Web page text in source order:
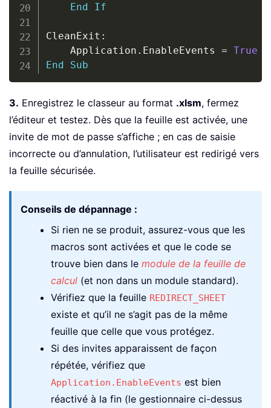
End
If
CleanExit :
    Application
. EnableEvents = True
End
Sub
3. Enregistrez le classeur au format .xlsm, fermez
l’éditeur et testez. Dès que la feuille est activée, une
invite de mot de passe s’affiche ; en cas de saisie
incorrecte ou d’annulation, l’utilisateur est redirigé vers
la feuille sécurisée.
Conseils de dépannage :
Si rien ne se produit, assurez-vous que les
macros sont activées et que le code se
trouve bien dans le module de la feuille de
calcul (et non dans un module standard).
Vérifiez que la feuille REDIRECT_SHEET
existe et qu’il ne s’agit pas de la même
feuille que celle que vous protégez.
Si des invites apparaissent de façon
répétée, vérifiez que
Application.EnableEvents est bien
réactivé à la fin (le gestionnaire ci-dessus